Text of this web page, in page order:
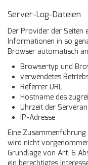
Server-Log-Dateien
Der Provider der Seiten
Informationen in so
Browser automatisch
Browsertyp und
verwendetes
Referrer URL
Hostname des
Uhrzeit der
IP-Adresse
Eine
wird nicht
Grundlage von Art. 6